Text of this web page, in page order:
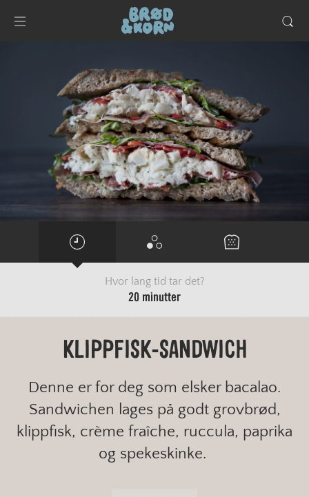
Hvor lang tid tar det?
20 minutter
KLIPPFISK-SANDWICH
Denne er for deg som elsker bacalao.
Sandwichen lages på godt grovbrød,
klippfisk, crème fraîche, ruccula, paprika
og spekeskinke.